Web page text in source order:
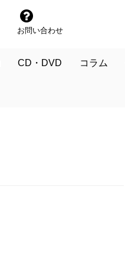
お問い合わせ
CD・DVD コラム